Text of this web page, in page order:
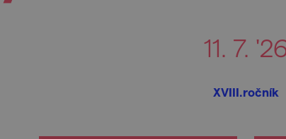
11. 7.
XVIII.ročník